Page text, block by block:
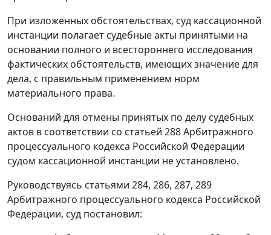
При изложенных обстоятельствах, суд кассационной
инстанции полагает судебные акты принятыми на
основании полного и всестороннего исследования
фактических обстоятельств, имеющих значение для
дела, с правильным применением норм
материального права.
Оснований для отмены принятых по делу судебных
актов в соответствии со статьей 288Арбитражного
процессуального кодекса Российской Федерации
судом кассационной инстанции не установлено.
Руководствуясь статьями 284, 286, 287, 289
Арбитражного процессуального кодекса Российской
Федерации, суд постановил: